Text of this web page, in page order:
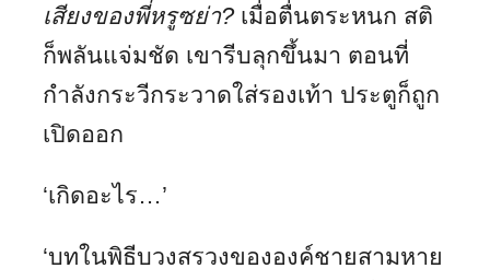
เสียงของพี่หรูซย่า?เมื่อตื่นตระหนก สติ
ก็พลันแจ่มชัด เขารีบลุกขึ้นมา ตอนที่
กำลังกระวีกระวาดใส่รองเท้า ประตูก็ถูก
เปิดออก
‘เกิดอะไร…’
‘บทในพิธีบวงสรวงขององค์ชายสามหาย